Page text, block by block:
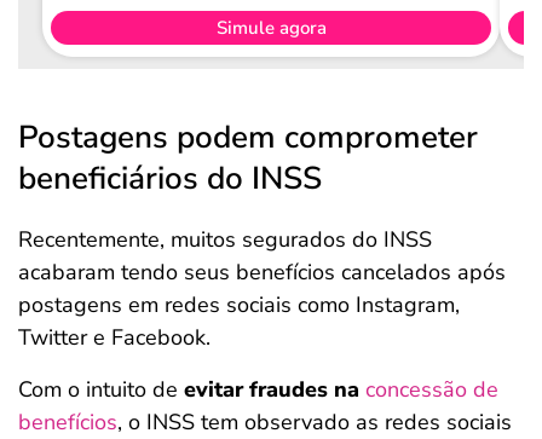
Simule agora
Postagens podem comprometer
beneficiários do INSS
Recentemente, muitos segurados do INSS
acabaram tendo seus benefícios cancelados após
postagens em redes sociais como Instagram,
Twitter e Facebook.
Com o intuito de evitar fraudes na concessão de
benefícios, o INSS tem observado as redes sociais